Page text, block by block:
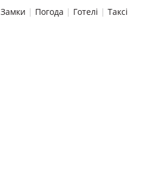
Замки | Погода | Готелі | Таксі